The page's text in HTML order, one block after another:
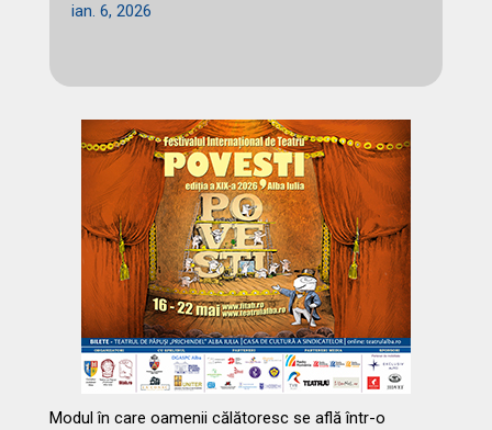
ian. 6, 2026
Modul în care oamenii călătoresc se află într-o